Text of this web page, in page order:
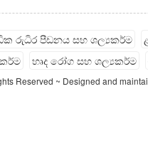
රුධිර පීඩනය සහ ශල්‍යකර්ම
හෘද රෝග සහ ශල්‍යකර්ම
Reserved ~ Designed and